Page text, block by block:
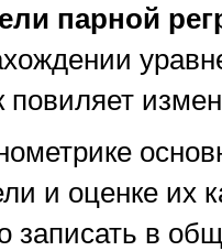
парной
повиляет
и оценке их
записать в